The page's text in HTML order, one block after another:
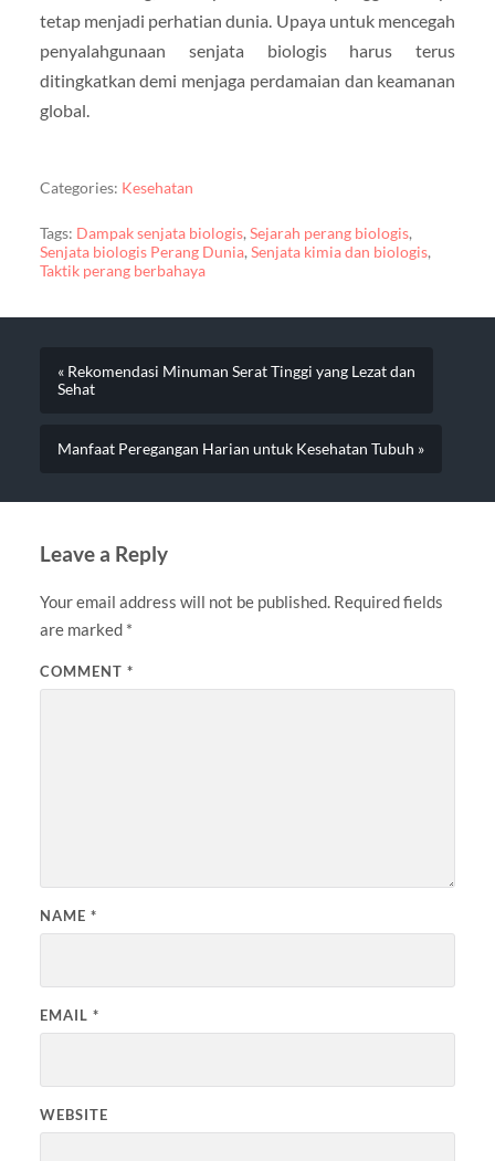
tetap menjadi perhatian dunia. Upaya untuk mencegah
penyalahgunaan senjata biologis harus terus
ditingkatkan demi menjaga perdamaian dan keamanan
global.
Categories: Kesehatan
Tags: Dampak senjata biologis, Sejarah perang biologis,
Senjata biologis Perang Dunia, Senjata kimia dan biologis,
Taktik perang berbahaya
« Rekomendasi Minuman Serat Tinggi yang Lezat dan
Sehat
Manfaat Peregangan Harian untuk Kesehatan Tubuh »
Leave a Reply
Your email address will not be published. Required fields
are marked *
COMMENT *
NAME *
EMAIL *
WEBSITE